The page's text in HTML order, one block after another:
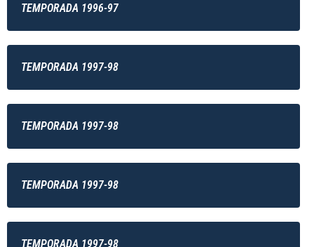
TEMPORADA 1996-97
TEMPORADA 1997-98
TEMPORADA 1997-98
TEMPORADA 1997-98
TEMPORADA 1997-98